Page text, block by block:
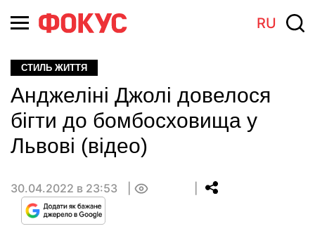
RU
СТИЛЬ ЖИТТЯ
Анджеліні Джолі довелося
бігти до бомбосховища у
Львові (відео)
30.04.2022 в 23:53